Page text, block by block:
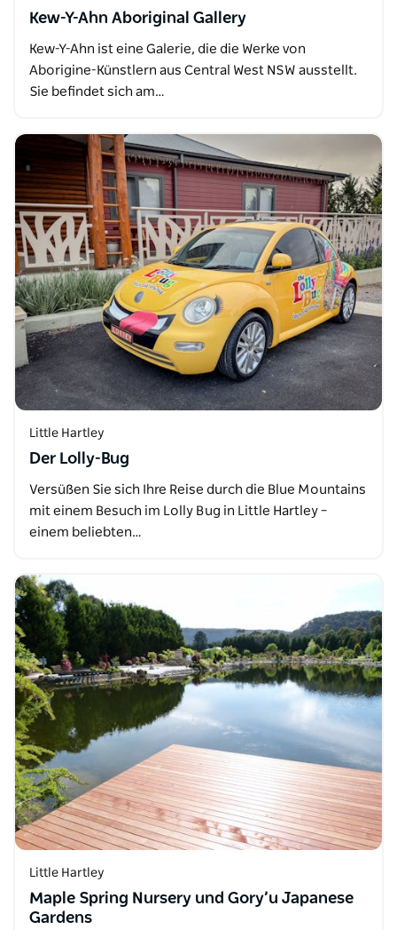
Kew-Y-Ahn Aboriginal Gallery
Kew-Y-Ahn ist eine Galerie, die die Werke von
Aborigine-Künstlern aus Central West NSW ausstellt.
Sie befindet sich am…
Little Hartley
Der Lolly-Bug
Versüßen Sie sich Ihre Reise durch die Blue Mountains
mit einem Besuch im Lolly Bug in Little Hartley –
einem beliebten…
Little Hartley
Maple Spring Nursery und Gory’u Japanese
Gardens